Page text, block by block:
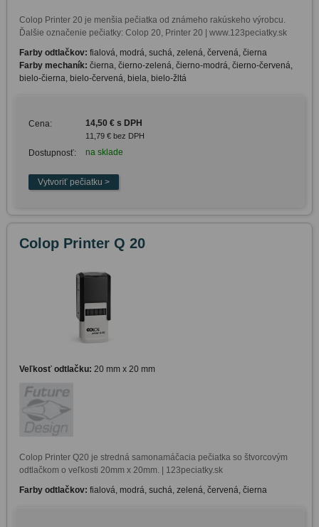
Colop Printer 20 je menšia pečiatka od známeho rakúskeho výrobcu.
Ďalšie označenie pečiatky: Colop 20, Printer 20 | www.123peciatky.sk
Farby odtlačkov: fialová, modrá, suchá, zelená, červená, čierna
Farby mechaník: čierna, čierno-zelená, čierno-modrá, čierno-červená,
bielo-čierna, bielo-červená, biela, bielo-žltá
Cena: 14,50 € s DPH
11,79 € bez DPH
Dostupnosť: na sklade
Colop Printer Q 20
Veľkosť odtlačku: 20 mm x 20 mm
Colop Printer Q20 je stredná samonamáčacia pečiatka so štvorcovým
odtlačkom o veľkosti 20mm x 20mm. | 123peciatky.sk
Farby odtlačkov: fialová, modrá, suchá, zelená, červená, čierna